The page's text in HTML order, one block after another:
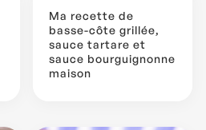
Ma recette de
basse-côte grillée,
sauce tartare et
sauce bourguignonne
maison